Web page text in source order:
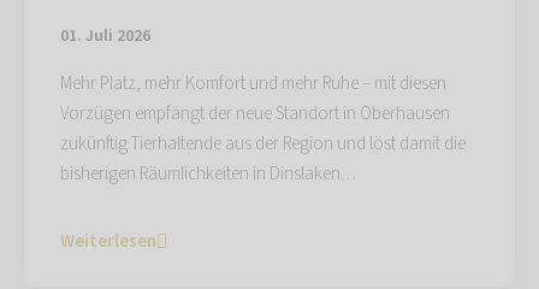
01. Juli 2026
Mehr Platz, mehr Komfort und mehr Ruhe – mit diesen
Vorzügen empfängt der neue Standort in Oberhausen
zukünftig Tierhaltende aus der Region und löst damit die
bisherigen Räumlichkeiten in Dinslaken…
Weiterlesen